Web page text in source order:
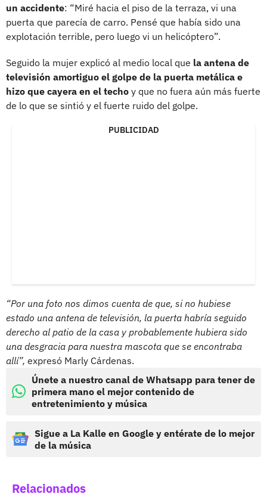
un accidente: “Miré hacia el piso de la terraza, vi una
puerta que parecía de carro. Pensé que había sido una
explotación terrible, pero luego vi un helicóptero”.
Seguido la mujer explicó al medio local que la antena de
televisión amortiguo el golpe de la puerta metálica e
hizo que cayera en el techo y que no fuera aún más fuerte
de lo que se sintió y el fuerte ruido del golpe.
PUBLICIDAD
“Por una foto nos dimos cuenta de que, si no hubiese
estado una antena de televisión, la puerta habría seguido
derecho al patio de la casa y probablemente hubiera sido
una desgracia para nuestra mascota que se encontraba
allí”, expresó Marly Cárdenas.
Únete a nuestro canal de Whatsapp para tener de
primera mano el mejor contenido de
entretenimiento y música
Sigue a La Kalle en Google y entérate de lo mejor
de la música
Relacionados